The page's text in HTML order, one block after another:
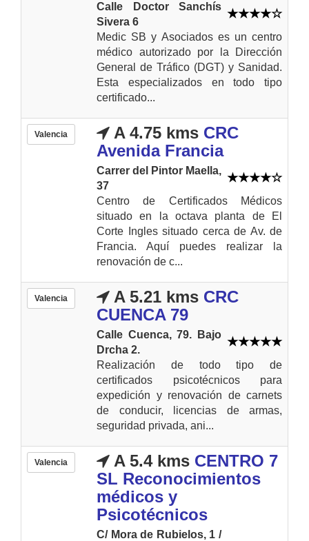
Calle Doctor Sanchís
Sivera 6
Medic SB y Asociados es un centro
médico autorizado por la Dirección
General de Tráfico (DGT) y Sanidad.
Esta especializados en todo tipo
certificado...
Valencia A 4.75 kms CRC
Avenida Francia
Carrer del Pintor Maella,
37
Centro de Certificados Médicos
situado en la octava planta de El
Corte Ingles situado cerca de Av. de
Francia. Aquí puedes realizar la
renovación de c...
Valencia A 5.21 kms CRC
CUENCA 79
Calle Cuenca, 79. Bajo
Drcha 2.
Realización de todo tipo de
certificados psicotécnicos para
expedición y renovación de carnets
de conducir, licencias de armas,
seguridad privada, ani...
Valencia A 5.4 kms CENTRO 7
SL Reconocimientos
médicos y
Psicotécnicos
C/ Mora de Rubielos, 1 /